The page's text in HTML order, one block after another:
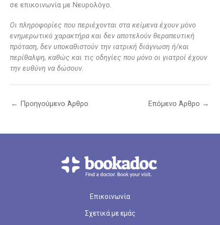
σε επικοινωνία με Νευρολόγο.
Οι πληροφορίες που περιέχονται στα κείμενα έχουν μόνο
ενημερωτικό χαρακτήρα και δεν αποτελούν θεραπευτική
πρόταση, δεν υποκαθιστούν την ιατρική διάγνωση ή/και
περίθαλψη, καθώς και τις οδηγίες που μόνο οι γιατροί έχουν
την ευθύνη να δώσουν.
← Προηγούμενο Άρθρο Επόμενο Άρθρο →
Επικοινωνία
Σχετικά με εμάς